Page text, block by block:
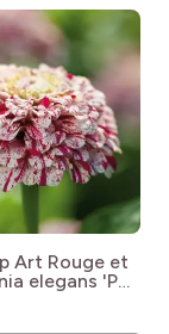
Art Rouge et
elegans 'Pop